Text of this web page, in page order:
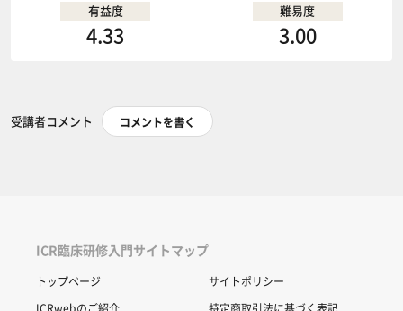
有益度
4.33
難易度
3.00
受講者コメント コメントを書く
ICR臨床研修入門サイトマップ
トップページ
サイトポリシー